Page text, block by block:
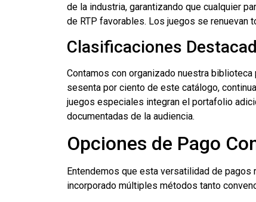
de la industria, garantizando que cualquier
de RTP favorables. Los juegos se renuevan
Clasificaciones
Contamos con organizado nuestra
sesenta por ciento de este catálogo,
juegos especiales integran el portafolio
documentadas de la audiencia.
Opciones de Pago
Entendemos que esta versatilidad de
incorporado múltiples métodos tanto